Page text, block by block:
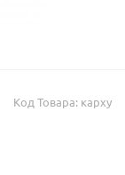
Код Товара: карху